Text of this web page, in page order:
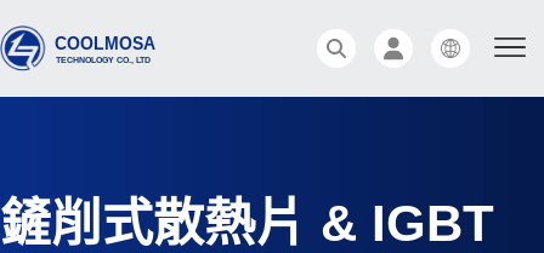
鏟削式散熱片 & IGBT